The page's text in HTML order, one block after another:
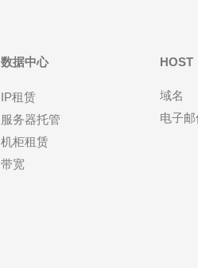
数据中心
IP租赁
服务器托管
机柜租赁
带宽
HOST
域名
电子